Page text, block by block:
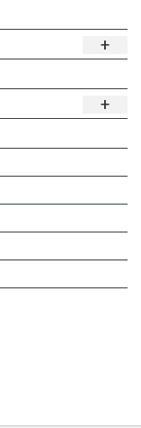
+
+